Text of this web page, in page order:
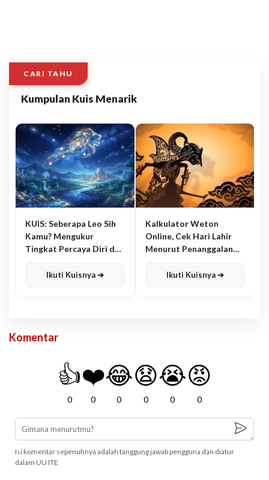
CARI TAHU
Kumpulan Kuis Menarik
KUIS: Seberapa Leo Sih
Kamu? Mengukur
Tingkat Percaya Diri dan
Ikuti Kuisnya ➔
Kalkulator Weton
Online, Cek Hari Lahir
Menurut Penanggalan
Ikuti Kuisnya ➔
Komentar
👍
0
❤️
0
😂
0
😧
0
😭
0
😡
0
Isi komentar sepenuhnya adalah tanggung jawab pengguna dan diatur
dalam UU ITE